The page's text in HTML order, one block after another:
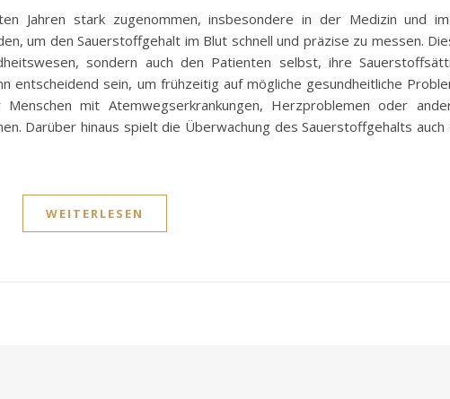
Jahren stark zugenommen, insbesondere in der Medizin und im
um den Sauerstoffgehalt im Blut schnell und präzise zu messen.
sondern auch den Patienten selbst, ihre
entscheidend sein, um frühzeitig auf mögliche gesundheitliche
mit Atemwegserkrankungen, Herzproblemen oder
Darüber hinaus spielt die Überwachung des Sauerstoffgehalts auch
WEITERLESEN